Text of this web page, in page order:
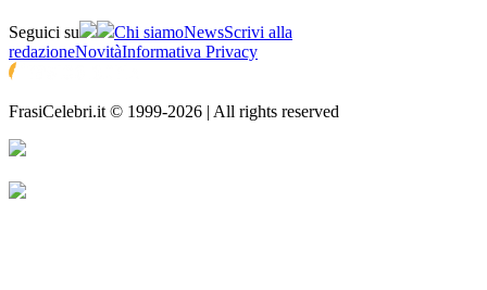
Seguici su Chi siamoNewsScrivi alla
redazioneNovitàInformativa Privacy
FrasiCelebri.it © 1999-2026 | All rights reserved